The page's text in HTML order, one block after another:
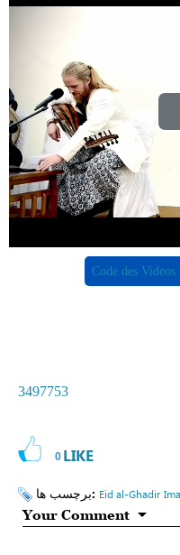
Code des Videos
3497753
0 LIKE
برچسب ها: Eid al-Ghadir
Your Comment